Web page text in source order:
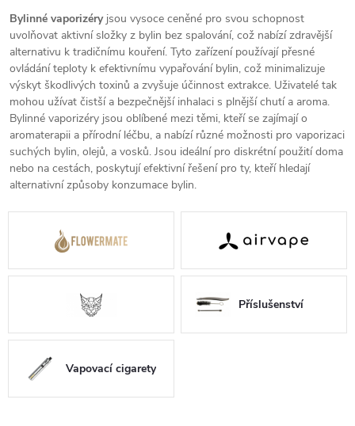
Bylinné vaporizéryjsou vysoce ceněné pro svou schopnost
uvolňovat aktivní složky z bylin bez spalování, což nabízí zdravější
alternativu k tradičnímu kouření. Tyto zařízení používají přesné
ovládání teploty k efektivnímu vypařování bylin, což minimalizuje
výskyt škodlivých toxinů a zvyšuje účinnost extrakce. Uživatelé tak
mohou užívat čistší a bezpečnější inhalaci s plnější chutí a aroma.
Bylinné vaporizéry jsou oblíbené mezi těmi, kteří se zajímají o
aromaterapii a přírodní léčbu, a nabízí různé možnosti pro vaporizaci
suchých bylin, olejů, a vosků. Jsou ideální pro diskrétní použití doma
nebo na cestách, poskytují efektivní řešení pro ty, kteří hledají
alternativní způsoby konzumace bylin.
Příslušenství
Vapovací cigarety